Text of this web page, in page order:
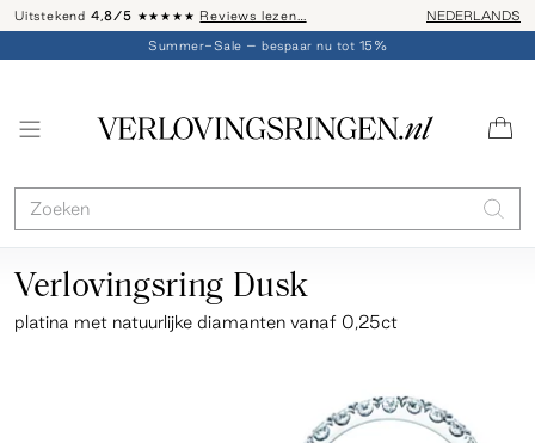
Uitstekend 4,8/5 ★★★★★ Reviews lezen… Advies: 020 -
NEDERLANDS
Summer-Sale – bespaar nu tot 15%
Verlovingsring Dusk
platina met natuurlijke diamanten vanaf 0,25ct